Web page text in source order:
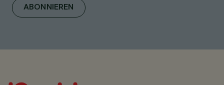
ABONNIEREN